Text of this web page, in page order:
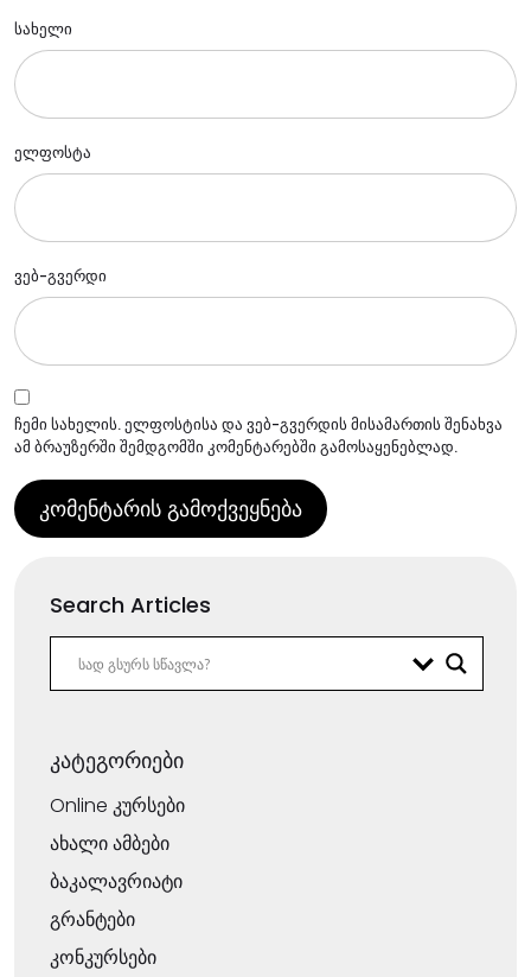
სახელი
ელფოსტა
ვებ-გვერდი
ჩემი სახელის. ელფოსტისა და ვებ-გვერდის მისამართის შენახვა
ამ ბრაუზერში შემდგომში კომენტარებში გამოსაყენებლად.
Search Articles
კატეგორიები
Online კურსები
ახალი ამბები
ბაკალავრიატი
გრანტები
კონკურსები